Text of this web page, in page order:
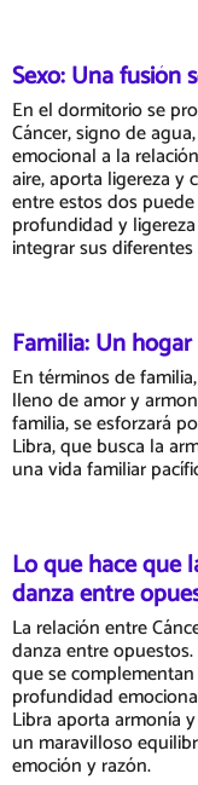
Sexo: Una fusión
En el dormitorio se
Cáncer, signo de
emocional a la
aire, aporta ligereza y
entre estos dos
profundidad y
integrar sus
Familia: Un
En términos de
lleno de amor y
familia, se esforzará
Libra, que busca la
una vida familiar
Lo que hace que
danza entre
La relación entre
danza entre
que se
profundidad
Libra aporta armonía
un maravilloso
emoción y razón.